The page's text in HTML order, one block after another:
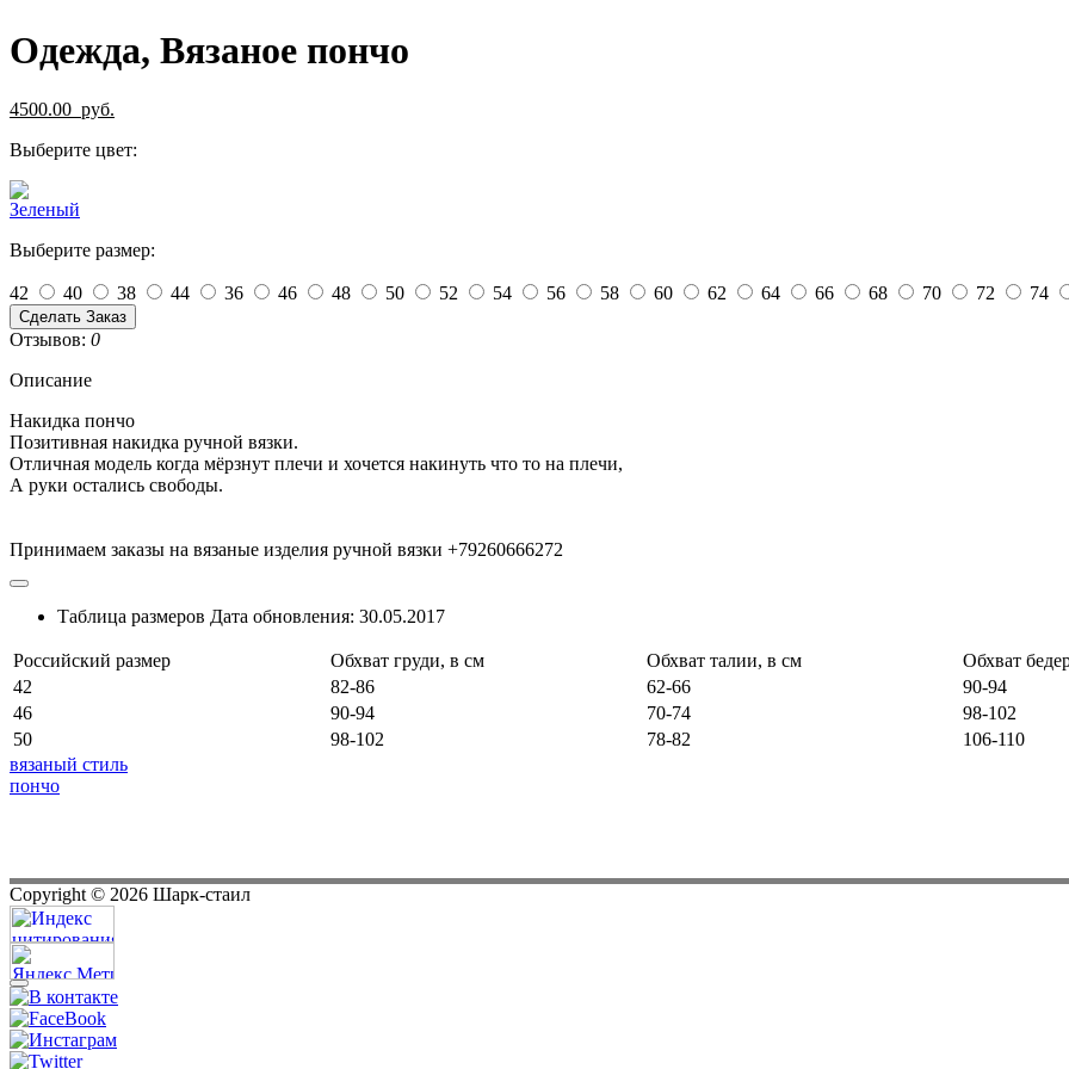
Одежда, Вязаное пончо
4500.00 руб.
Выберите цвет:
Выберите размер:
42 40 38 44 36 46 48 50 52 54 56 58 60 62 64 66 68 70 72 74
Сделать Заказ
Отзывов: 0
Описание
Накидка пончо
Позитивная накидка ручной вязки.
Отличная модель когда мёрзнут плечи и хочется накинуть что то на плечи,
А руки остались свободы.
Принимаем заказы на вязаные изделия ручной вязки +79260666272
Таблица размеров Дата обновления: 30.05.2017
Российский размер Обхват груди, в см Обхват талии, в см Обхват
42
82-86 62-66 90-94
46
90-94 70-74 98-102
50
98-102 78-82 106-110
вязаный стиль
пончо
Copyright © 2026 Шарк-стаил